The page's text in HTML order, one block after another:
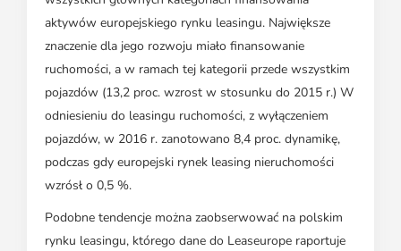
aktywów europejskiego rynku leasingu. Największe
znaczenie dla jego rozwoju miało finansowanie
ruchomości, a w ramach tej kategorii przede wszystkim
pojazdów (13,2 proc. wzrost w stosunku do 2015 r.) W
odniesieniu do leasingu ruchomości, z wyłączeniem
pojazdów, w 2016 r. zanotowano 8,4 proc. dynamikę,
podczas gdy europejski rynek leasing nieruchomości
wzrósł o 0,5 %.
Podobne tendencje można zaobserwować na polskim
rynku leasingu, którego dane do Leaseurope raportuje